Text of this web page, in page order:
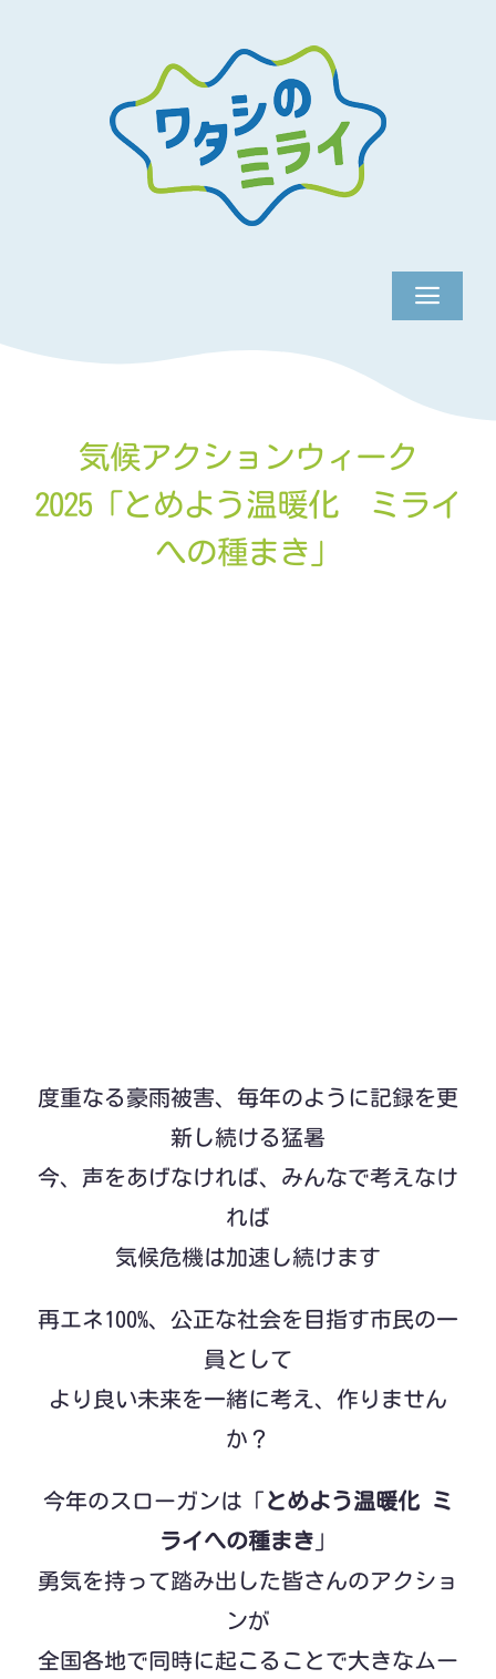
Toggle
TOP
ABOUT
気候アクションウィーク
2025「とめよう温暖化 ミライ
への種まき」
度重なる豪雨被害、毎年のように記録を更
新し続ける猛暑
今、声をあげなければ、みんなで考えなけ
れば
気候危機は加速し続けます
再エネ100%、公正な社会を目指す市民の一
員として
より良い未来を一緒に考え、作りません
か？
今年のスローガンは「 とめよう温暖化 ミ
ライへの種まき 」
勇気を持って踏み出した皆さんのアクショ
ンが
全国各地で同時に起こることで大きなムー